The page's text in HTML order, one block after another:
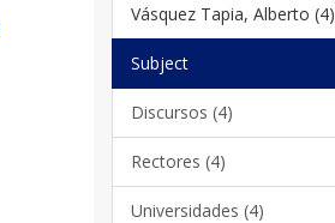
Vásquez Tapia, Alberto (4)
Subject
Discursos (4)
Rectores (4)
Universidades (4)